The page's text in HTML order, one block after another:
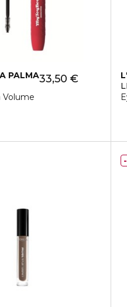
PALMA
Volume
33,50 €